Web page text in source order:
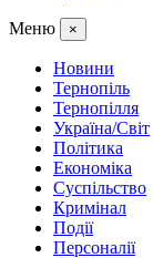
Меню ×
Новини
Тернопіль
Тернопілля
Україна/Світ
Політика
Економіка
Суспільство
Кримінал
Події
Персоналії